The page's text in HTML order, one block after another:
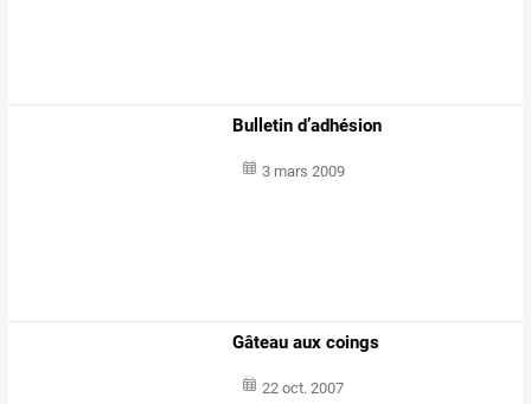
Bulletin d’adhésion
3 mars 2009
Gâteau aux coings
22 oct. 2007